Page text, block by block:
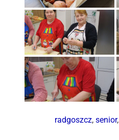
radgoszcz, senior,